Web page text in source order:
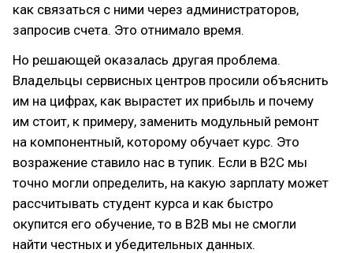
как связаться с ними через администраторов,
запросив счета. Это отнимало время.
Но решающей оказалась другая проблема.
Владельцы сервисных центров просили объяснить
им на цифрах, как вырастет их прибыль и почему
им стоит, к примеру, заменить модульный ремонт
на компонентный, которому обучает курс. Это
возражение ставило нас в тупик. Если в B2C мы
точно могли определить, на какую зарплату может
рассчитывать студент курса и как быстро
окупится его обучение, то в B2B мы не смогли
найти честных и убедительных данных.